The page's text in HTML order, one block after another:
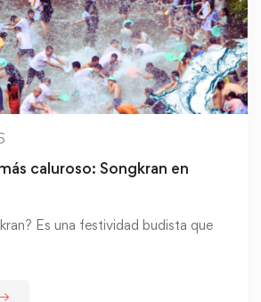
caluroso: Songkran en
Es una festividad budista que